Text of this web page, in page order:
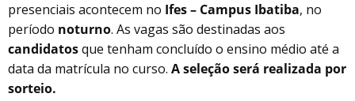
presenciais acontecem no Ifes – Campus Ibatiba, no
período noturno. As vagas são destinadas aos
candidatosque tenham concluído o ensino médio até a
data da matrícula no curso. A seleção será realizada por
sorteio.